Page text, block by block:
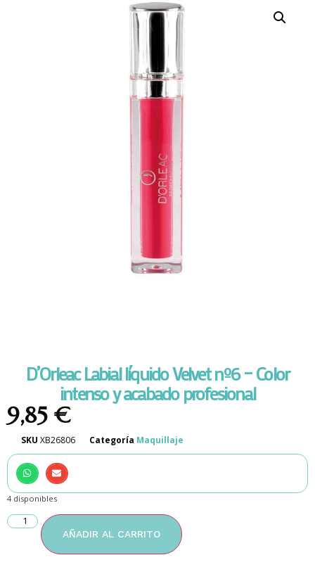
D’Orleac Labial líquido Velvet nº6 – Color
intenso y acabado profesional
9,85 €
SKU XB26806 Categoría Maquillaje
4 disponibles
AÑADIR AL CARRITO